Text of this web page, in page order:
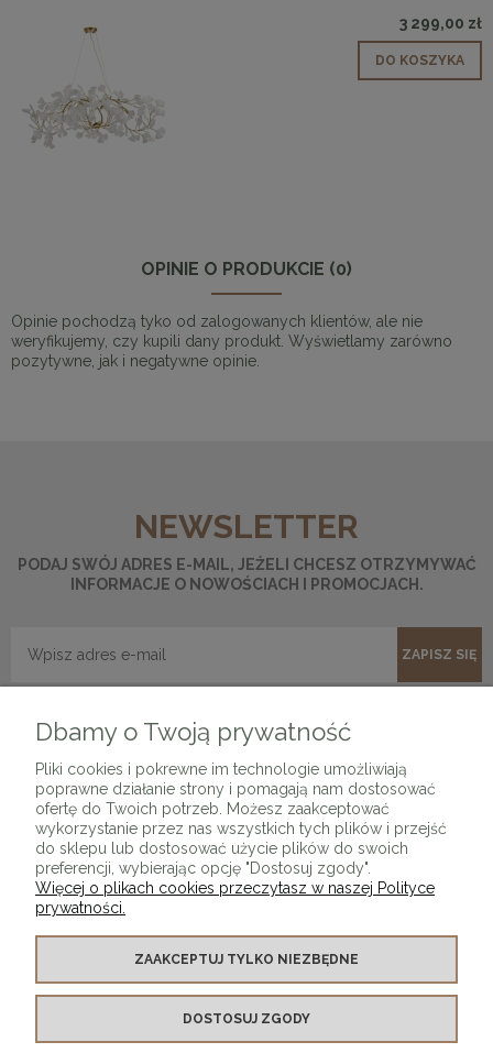
3 299,00 zł
DO KOSZYKA
OPINIE O PRODUKCIE (0)
Opinie pochodzą tyko od zalogowanych klientów, ale nie
weryfikujemy, czy kupili dany produkt. Wyświetlamy zarówno
pozytywne, jak i negatywne opinie.
NEWSLETTER
PODAJ SWÓJ ADRES E-MAIL, JEŻELI CHCESZ OTRZYMYWAĆ
INFORMACJE O NOWOŚCIACH I PROMOCJACH.
ZAPISZ SIĘ
O SKLEPIE
KONTAKT Z NAMI
PŁATNOŚCI I DOSTAWA
Dbamy o Twoją prywatność
Pliki cookies i pokrewne im technologie umożliwiają
poprawne działanie strony i pomagają nam dostosować
ofertę do Twoich potrzeb. Możesz zaakceptować
wykorzystanie przez nas wszystkich tych plików i przejść
do sklepu lub dostosować użycie plików do swoich
preferencji, wybierając opcję "Dostosuj zgody".
Więcej o plikach cookies przeczytasz w naszej Polityce
prywatności.
ZAAKCEPTUJ TYLKO NIEZBĘDNE
DOSTOSUJ ZGODY